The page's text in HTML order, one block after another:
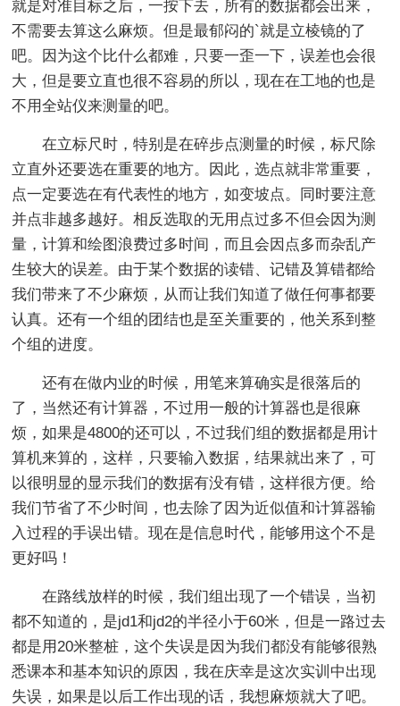
就是对准目标之后，一按下去，所有的数据都会出来，
不需要去算这么麻烦。但是最郁闷的`就是立棱镜的了
吧。因为这个比什么都难，只要一歪一下，误差也会很
大，但是要立直也很不容易的所以，现在在工地的也是
不用全站仪来测量的吧。
在立标尺时，特别是在碎步点测量的时候，标尺除
立直外还要选在重要的地方。因此，选点就非常重要，
点一定要选在有代表性的地方，如变坡点。同时要注意
并点非越多越好。相反选取的无用点过多不但会因为测
量，计算和绘图浪费过多时间，而且会因点多而杂乱产
生较大的误差。由于某个数据的读错、记错及算错都给
我们带来了不少麻烦，从而让我们知道了做任何事都要
认真。还有一个组的团结也是至关重要的，他关系到整
个组的进度。
还有在做内业的时候，用笔来算确实是很落后的
了，当然还有计算器，不过用一般的计算器也是很麻
烦，如果是4800的还可以，不过我们组的数据都是用计
算机来算的，这样，只要输入数据，结果就出来了，可
以很明显的显示我们的数据有没有错，这样很方便。给
我们节省了不少时间，也去除了因为近似值和计算器输
入过程的手误出错。现在是信息时代，能够用这个不是
更好吗！
在路线放样的时候，我们组出现了一个错误，当初
都不知道的，是jd1和jd2的半径小于60米，但是一路过去
都是用20米整桩，这个失误是因为我们都没有能够很熟
悉课本和基本知识的原因，我在庆幸是这次实训中出现
失误，如果是以后工作出现的话，我想麻烦就大了吧。